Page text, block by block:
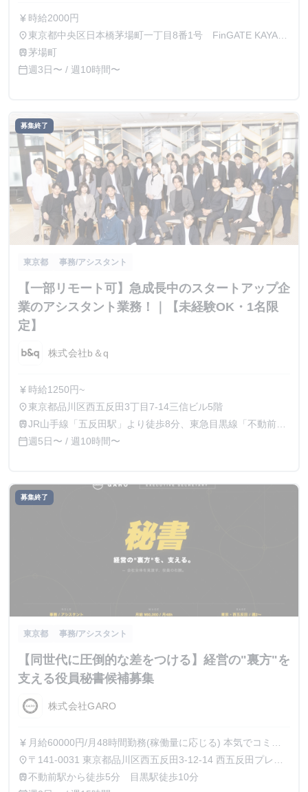
currency_yen 時給2000円
place東京都中央区日本橋茅場町一丁目8番1号 FinGATE KAYABA
2階
train茅場町
calendar_today週3日〜 / 週10時間〜
募集終了
東京都 事務/アシスタント
【一部リモート可】急成長中のスタートアップ企
業のアシスタント業務！｜【未経験OK・1名限
定】
株式会社b＆q
currency_yen 時給1250円~
place東京都品川区西五反田3丁目7-14三信ビル5階
trainJR山手線「五反田駅」より徒歩8分、東急目黒線「不動前
駅」より徒歩4分
calendar_today週5日〜 / 週10時間〜
募集終了
東京都 事務/アシスタント
【同世代に圧倒的な差をつける】経営の"裏方"を
支える役員秘書候補募集
株式会社GARO
currency_yen 月給60000円/月48時間勤務(稼働量に応じる) 本気でコミッ
トすれば、学生でも圧倒的な実績と報酬を得られる環境で
す。
place 〒141-0031 東京都品川区西五反田3-12-14 西五反田プレイ
ス8階
train不動前駅から徒歩5分 目黒駅徒歩10分